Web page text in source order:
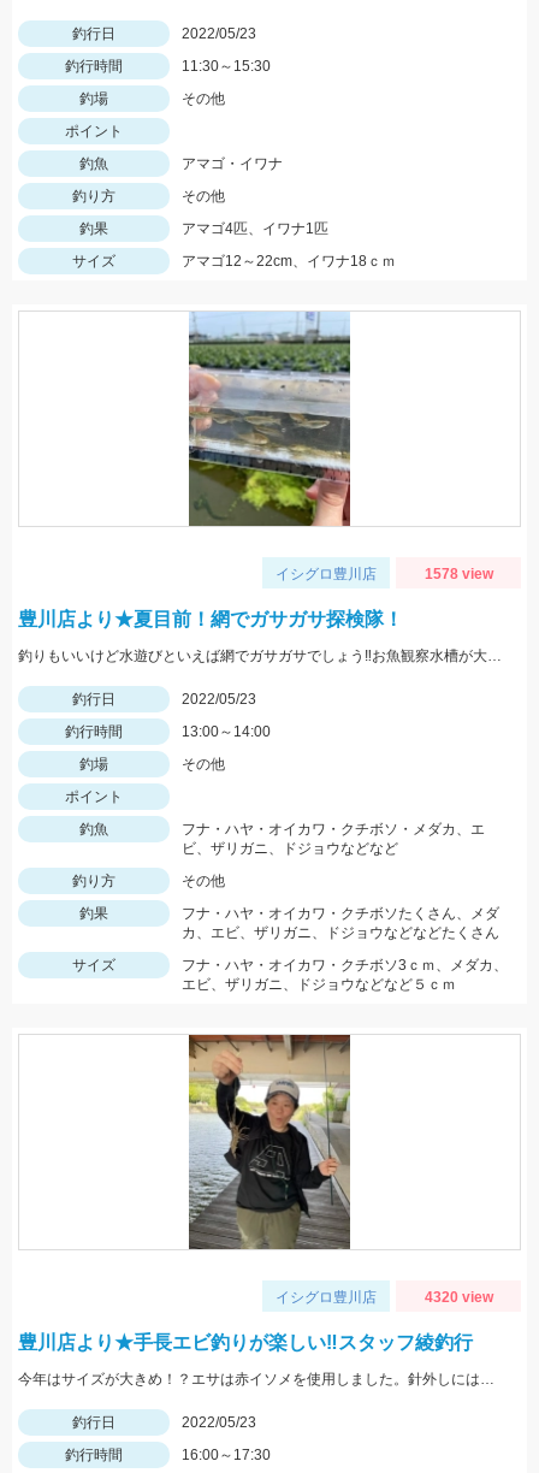
釣行日
2022/05/23
釣行時間
11:30～15:30
釣場
その他
ポイント
釣魚
アマゴ・イワナ
釣り方
その他
釣果
アマゴ4匹、イワナ1匹
サイズ
アマゴ12～22cm、イワナ18ｃｍ
イシグロ豊川店 1578 view
豊川店より★夏目前！網でガサガサ探検隊！
釣りもいいけど水遊びといえば網でガサガサでしょう‼お魚観察水槽が大活躍♪
釣行日
2022/05/23
釣行時間
13:00～14:00
釣場
その他
ポイント
釣魚
フナ・ハヤ・オイカワ・クチボソ・メダカ、エ
ビ、ザリガニ、ドジョウなどなど
釣り方
その他
釣果
フナ・ハヤ・オイカワ・クチボソたくさん、メダ
カ、エビ、ザリガニ、ドジョウなどなどたくさん
サイズ
フナ・ハヤ・オイカワ・クチボソ3ｃｍ、メダカ、
エビ、ザリガニ、ドジョウなどなど５ｃｍ
イシグロ豊川店 4320 view
豊川店より★手長エビ釣りが楽しい‼スタッフ綾釣行
今年はサイズが大きめ！？エサは赤イソメを使用しました。針外しにはフォーセップがあると鋏まれずにすみますよ！
釣行日
2022/05/23
釣行時間
16:00～17:30